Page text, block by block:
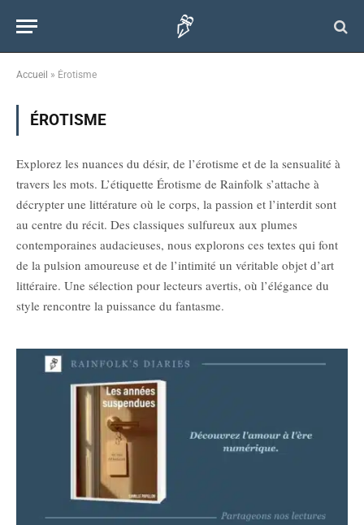
Accueil » Érotisme
ÉROTISME
Explorez les nuances du désir, de l’érotisme et de la sensualité à
travers les mots. L’étiquette Érotisme de Rainfolk s’attache à
décrypter une littérature où le corps, la passion et l’interdit sont
au centre du récit. Des classiques sulfureux aux plumes
contemporaines audacieuses, nous explorons ces textes qui font
de la pulsion amoureuse et de l’intimité un véritable objet d’art
littéraire. Une sélection pour lecteurs avertis, où l’élégance du
style rencontre la puissance du fantasme.